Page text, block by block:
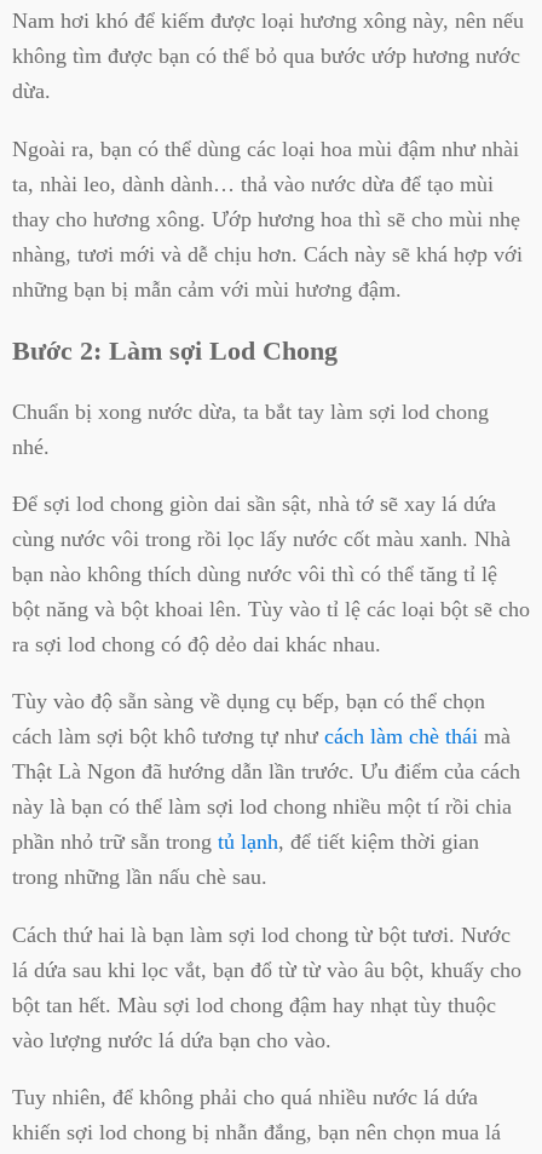
Nam hơi khó để kiếm được loại hương xông này, nên nếu
không tìm được bạn có thể bỏ qua bước ướp hương nước
dừa.
Ngoài ra, bạn có thể dùng các loại hoa mùi đậm như nhài
ta, nhài leo, dành dành… thả vào nước dừa để tạo mùi
thay cho hương xông. Ướp hương hoa thì sẽ cho mùi nhẹ
nhàng, tươi mới và dễ chịu hơn. Cách này sẽ khá hợp với
những bạn bị mẫn cảm với mùi hương đậm.
Bước 2: Làm sợi Lod Chong
Chuẩn bị xong nước dừa, ta bắt tay làm sợi lod chong
nhé.
Để sợi lod chong giòn dai sần sật, nhà tớ sẽ xay lá dứa
cùng nước vôi trong rồi lọc lấy nước cốt màu xanh. Nhà
bạn nào không thích dùng nước vôi thì có thể tăng tỉ lệ
bột năng và bột khoai lên. Tùy vào tỉ lệ các loại bột sẽ cho
ra sợi lod chong có độ dẻo dai khác nhau.
Tùy vào độ sẵn sàng về dụng cụ bếp, bạn có thể chọn
cách làm sợi bột khô tương tự như cách làm chè thái mà
Thật Là Ngon đã hướng dẫn lần trước. Ưu điểm của cách
này là bạn có thể làm sợi lod chong nhiều một tí rồi chia
phần nhỏ trữ sẵn trong tủ lạnh, để tiết kiệm thời gian
trong những lần nấu chè sau.
Cách thứ hai là bạn làm sợi lod chong từ bột tươi. Nước
lá dứa sau khi lọc vắt, bạn đổ từ từ vào âu bột, khuấy cho
bột tan hết. Màu sợi lod chong đậm hay nhạt tùy thuộc
vào lượng nước lá dứa bạn cho vào.
Tuy nhiên, để không phải cho quá nhiều nước lá dứa
khiến sợi lod chong bị nhẫn đắng, bạn nên chọn mua lá